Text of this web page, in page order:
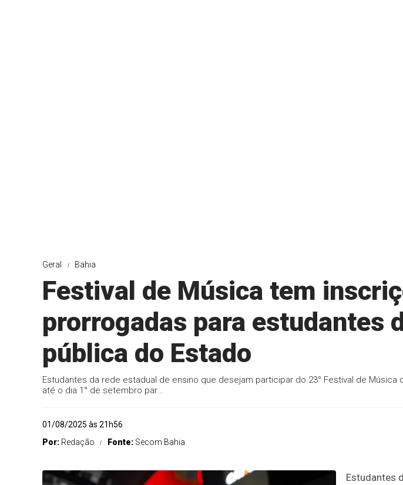
Geral Bahia
Festival de Música tem
prorrogadas para estudantes
pública do Estado
Estudantes da rede estadual de ensino que desejam participar do 23° Festival de Música
até o dia 1° de setembro par...
01/08/2025 às 21h56
Por: Redação Fonte: Secom Bahia
Estudantes